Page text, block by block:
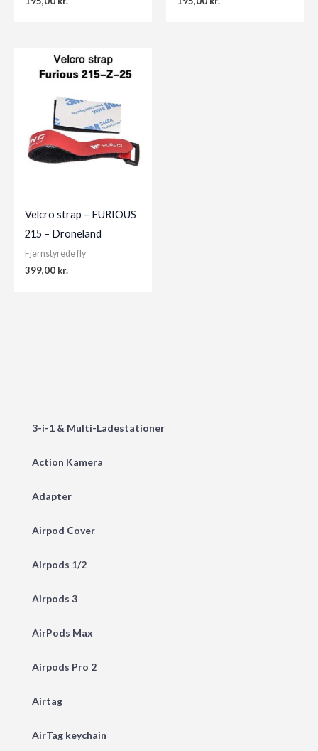
3-i-1 & Multi-Ladestationer
Action Kamera
Adapter
Airpod Cover
Airpods 1/2
Airpods 3
AirPods Max
Airpods Pro 2
Airtag
AirTag keychain
Velcro strap – FURIOUS
215 – Droneland
Fjernstyrede fly
399,00 kr.